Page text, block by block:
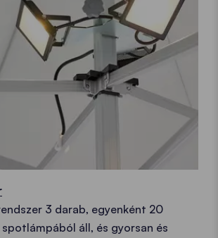
3 darab, egyenként 20
áll, és gyorsan és